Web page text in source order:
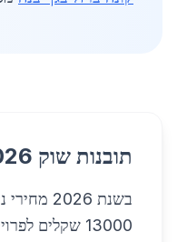
תובנות שוק 2026
בשנת
13000 שקלים